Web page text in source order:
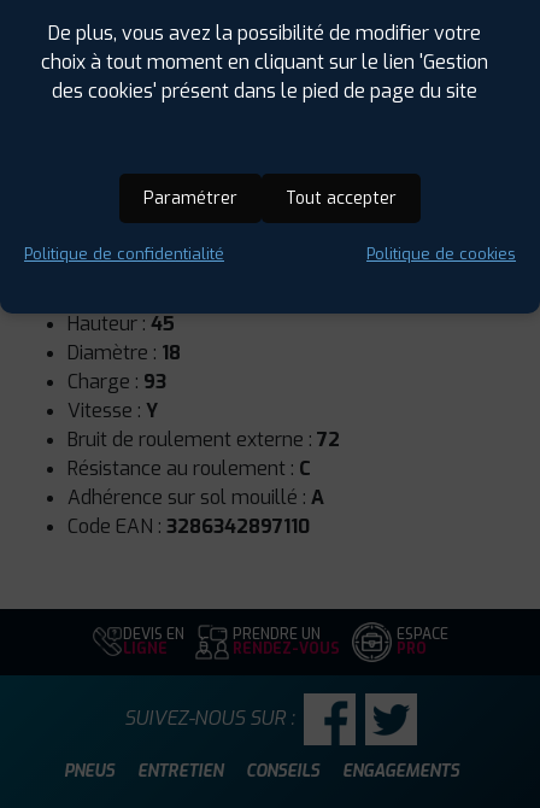
Runflat :Non
Hauteur : 45
Diamètre : 18
Charge : 93
Vitesse : Y
Bruit de roulement externe : 72
Résistance au roulement : C
Adhérence sur sol mouillé : A
Code EAN : 3286342897110
DEVIS EN
LIGNE
PRENDRE UN
RENDEZ-VOUS
ESPACE
PRO
PNEUS ENTRETIEN CONSEILS ENGAGEMENTS
SUIVEZ-NOUS SUR :
De plus, vous avez la possibilité de modifier votre
choix à tout moment en cliquant sur le lien 'Gestion
des cookies' présent dans le pied de page du site
Paramétrer Tout accepter
Politique de confidentialité Politique de cookies